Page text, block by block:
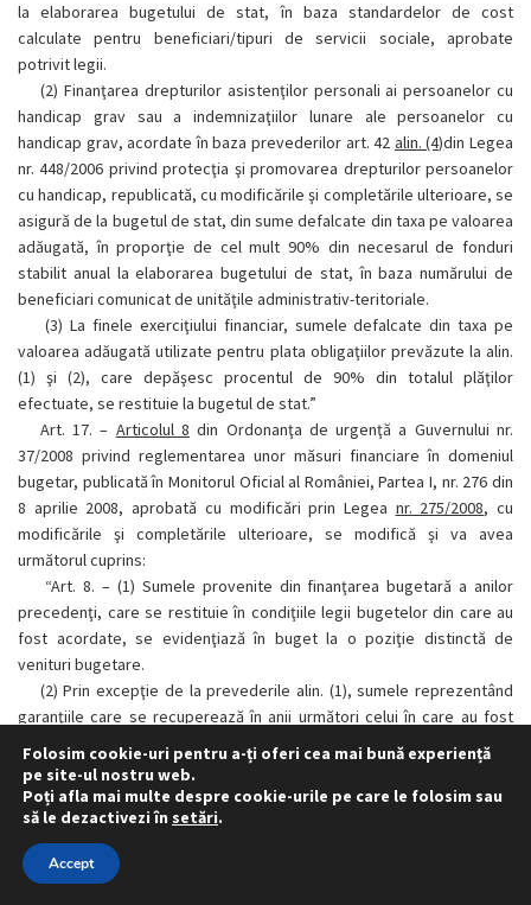
la elaborarea bugetului de stat, în baza standardelor de cost
calculate pentru beneficiari/tipuri de servicii sociale, aprobate
potrivit legii.
(2) Finanţarea drepturilor asistenţilor personali ai persoanelor cu
handicap grav sau a indemnizaţiilor lunare ale persoanelor cu
handicap grav, acordate în baza prevederilor art. 42 alin. (4)din Legea
nr. 448/2006 privind protecţia şi promovarea drepturilor persoanelor
cu handicap, republicată, cu modificările şi completările ulterioare, se
asigură de la bugetul de stat, din sume defalcate din taxa pe valoarea
adăugată, în proporţie de cel mult 90% din necesarul de fonduri
stabilit anual la elaborarea bugetului de stat, în baza numărului de
beneficiari comunicat de unităţile administrativ-teritoriale.
(3) La finele exerciţiului financiar, sumele defalcate din taxa pe
valoarea adăugată utilizate pentru plata obligaţiilor prevăzute la alin.
(1) şi (2), care depăşesc procentul de 90% din totalul plăţilor
efectuate, se restituie la bugetul de stat.”
Art. 17. – Articolul 8 din Ordonanţa de urgenţă a Guvernului nr.
37/2008 privind reglementarea unor măsuri financiare în domeniul
bugetar, publicată în Monitorul Oficial al României, Partea I, nr. 276 din
8 aprilie 2008, aprobată cu modificări prin Legea nr. 275/2008, cu
modificările şi completările ulterioare, se modifică şi va avea
următorul cuprins:
“Art. 8. –(1) Sumele provenite din finanţarea bugetară a anilor
precedenţi, care se restituie în condiţiile legii bugetelor din care au
fost acordate, se evidenţiază în buget la o poziţie distinctă de
venituri bugetare.
(2) Prin excepţie de la prevederile alin. (1), sumele reprezentând
garanţiile care se recuperează în anii următori celui în care au fost
constituite de către Ministerul Afacerilor Externe pentru contracte de
închiriere privind spaţiile de lucru şi locuinţele de serviciu din cadrul
misiunilor diplomatice, oficiilor consulare şi institutelor culturale
româneşti din străinătate se virează într-un cont de disponibil al
Ministerului Afacerilor Externe şi pot fi utilizate cu aceeaşi destinaţie
pentru plata unor noi garanţii. Angajarea, ordonanţarea şi plata
Folosim cookie-uri pentru a-ți oferi cea mai bună experiență
pe site-ul nostru web.
Poți afla mai multe despre cookie-urile pe care le folosim sau
să le dezactivezi în setări.
Accept